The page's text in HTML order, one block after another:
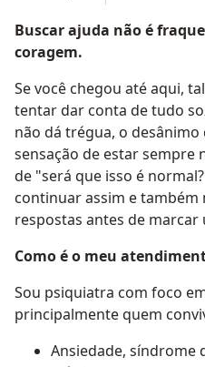
Buscar ajuda não é
coragem.
Se você chegou até aqui,
tentar dar conta de tudo
não dá trégua, o desânimo
sensação de estar sempre
de "será que isso é
continuar assim e também
respostas antes de marcar
Como é o meu
Sou psiquiatra com foco
principalmente quem
Ansiedade, síndrome